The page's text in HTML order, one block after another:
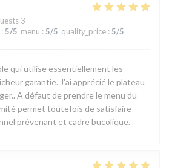
3
: 5/5 menu : 5/5 quality_price : 5/5
qui utilise essentiellement les
garantie. J'ai apprécié le plateau
A défaut de prendre le menu du
permet toutefois de satisfaire
prévenant et cadre bucolique.